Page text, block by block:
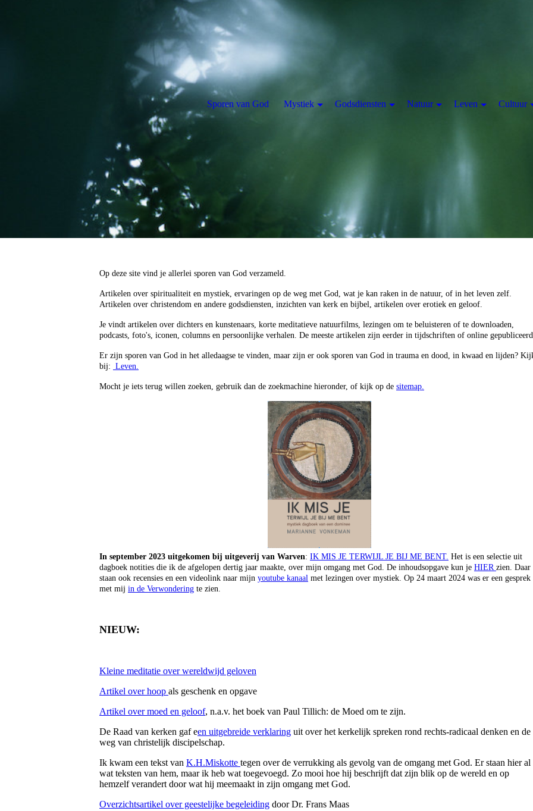
Op deze site vind je allerlei sporen van God verzameld.
Artikelen over spiritualiteit en mystiek, ervaringen op de weg met God, wat je kan raken in de natuur, of in het leven zelf.
Artikelen over christendom en andere godsdiensten, inzichten van kerk en bijbel, artikelen over erotiek en geloof.
Je vindt artikelen over dichters en kunstenaars, korte meditatieve natuurfilms, lezingen om te beluisteren of te downloaden,
podcasts, foto's, iconen, columns en persoonlijke verhalen. De meeste artikelen zijn eerder in tijdschriften of online
Er zijn sporen van God in het alledaagse te vinden, maar zijn er ook sporen van God in trauma en dood, in kwaad en lijden?
bij: Leven.
Mocht je iets terug willen zoeken, gebruik dan de zoekmachine hieronder, of kijk op de sitemap.
In september 2023 uitgekomen bij uitgeverij van Warven: IK MIS JE TERWIJL JE BIJ ME BENT. Het is een selectie uit
dagboek notities die ik de afgelopen dertig jaar maakte, over mijn omgang met God. De inhoudsopgave kun je HIER zien. Daar
staan ook recensies en een videolink naar mijn youtube kanaal met lezingen over mystiek. Op 24 maart 2024 was er een gesprek
met mij in de Verwondering te zien.
NIEUW:
Kleine meditatie over wereldwijd geloven
Artikel over hoop als geschenk en opgave
Artikel over moed en geloof, n.a.v. het boek van Paul Tillich: de Moed om te zijn.
De Raad van kerken gaf een uitgebreide verklaring uit over het kerkelijk spreken rond rechts-radicaal denken en de
weg van christelijk discipelschap.
Ik kwam een tekst van K.H.Miskotte tegen over de verrukking als gevolg van de omgang met God. Er staan hier al
wat teksten van hem, maar ik heb wat toegevoegd. Zo mooi hoe hij beschrijft dat zijn blik op de wereld en op
hemzelf verandert door wat hij meemaakt in zijn omgang met God.
Overzichtsartikel over geestelijke begeleiding door Dr. Frans Maas
Sporen van God Mystiek Godsdiensten Natuur Leven Cultuur